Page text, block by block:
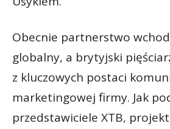
Obecnie partnerstwo
globalny, a brytyjski
z kluczowych postaci
marketingowej firmy. Jak
przedstawiciele XTB,